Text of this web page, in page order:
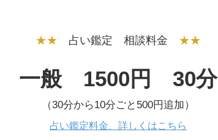
★★ 占い鑑定 相談料金 ★★
一般 1500円 30分
（30分から10分ごと500円追加）
占い鑑定料金、詳しくはこちら